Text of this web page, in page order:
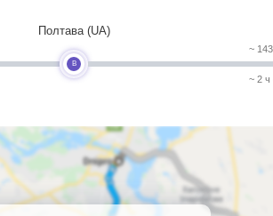
B
Полтава (UA)
~
~ 2 ч